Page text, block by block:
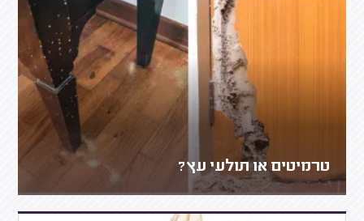
טרמיטים או תולעי עץ?